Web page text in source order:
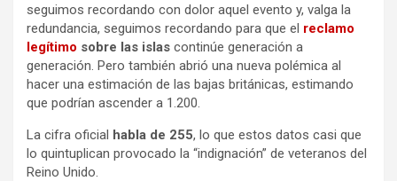
seguimos recordando con dolor aquel evento y, valga la
redundancia, seguimos recordando para que el reclamo
legítimo sobre las islas continúe generación a
generación. Pero también abrió una nueva polémica al
hacer una estimación de las bajas británicas, estimando
que podrían ascender a 1.200.
La cifra oficial habla de 255, lo que estos datos casi que
lo quintuplican provocado la “indignación” de veteranos del
Reino Unido.